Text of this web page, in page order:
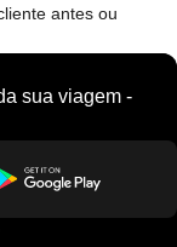
antes ou
sua viagem -